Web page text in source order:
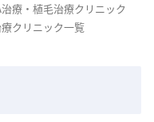
療・植毛治療クリニック
クリニック一覧